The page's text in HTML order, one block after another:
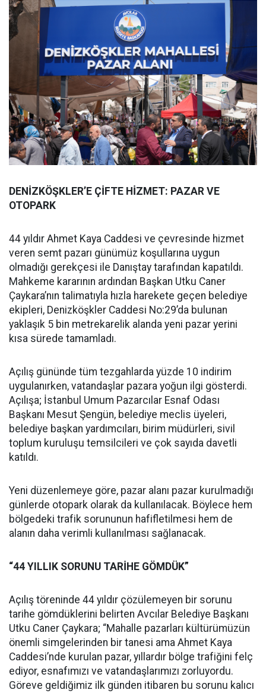
DENİZKÖŞKLER’E ÇİFTE HİZMET: PAZAR VE
OTOPARK
44 yıldır Ahmet Kaya Caddesi ve çevresinde hizmet
veren semt pazarı günümüz koşullarına uygun
olmadığı gerekçesi ile Danıştay tarafından kapatıldı.
Mahkeme kararının ardından Başkan Utku Caner
Çaykara’nın talimatıyla hızla harekete geçen belediye
ekipleri, Denizköşkler Caddesi No:29’da bulunan
yaklaşık 5 bin metrekarelik alanda yeni pazar yerini
kısa sürede tamamladı.
Açılış gününde tüm tezgahlarda yüzde 10 indirim
uygulanırken, vatandaşlar pazara yoğun ilgi gösterdi.
Açılışa; İstanbul Umum Pazarcılar Esnaf Odası
Başkanı Mesut Şengün, belediye meclis üyeleri,
belediye başkan yardımcıları, birim müdürleri, sivil
toplum kuruluşu temsilcileri ve çok sayıda davetli
katıldı.
Yeni düzenlemeye göre, pazar alanı pazar kurulmadığı
günlerde otopark olarak da kullanılacak. Böylece hem
bölgedeki trafik sorununun hafifletilmesi hem de
alanın daha verimli kullanılması sağlanacak.
“44 YILLIK SORUNU TARİHE GÖMDÜK”
Açılış töreninde 44 yıldır çözülemeyen bir sorunu
tarihe gömdüklerini belirten Avcılar Belediye Başkanı
Utku Caner Çaykara; “Mahalle pazarları kültürümüzün
önemli simgelerinden bir tanesi ama Ahmet Kaya
Caddesi’nde kurulan pazar, yıllardır bölge trafiğini felç
ediyor, esnafımızı ve vatandaşlarımızı zorluyordu.
Göreve geldiğimiz ilk günden itibaren bu sorunu kalıcı